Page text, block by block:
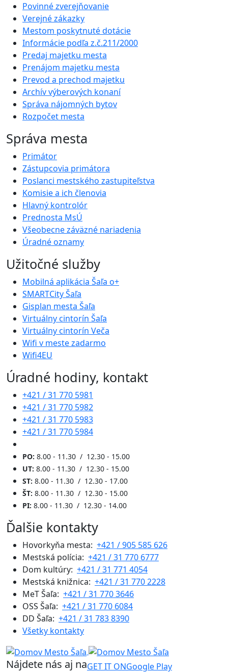
Povinné zverejňovanie
Verejné zákazky
Mestom poskytnuté dotácie
Informácie podľa z.č.211/2000
Predaj majetku mesta
Prenájom majetku mesta
Prevod a prechod majetku
Archív výberových konaní
Správa nájomných bytov
Rozpočet mesta
Správa mesta
Primátor
Zástupcovia primátora
Poslanci mestského zastupiteľstva
Komisie a ich členovia
Hlavný kontrolór
Prednosta MsÚ
Všeobecne záväzné nariadenia
Úradné oznamy
Užitočné služby
Mobilná aplikácia Šaľa o+
SMARTCity Šaľa
Gisplan mesta Šaľa
Virtuálny cintorín Šaľa
Virtuálny cintorín Veča
Wifi v meste zadarmo
Wifi4EU
Úradné hodiny, kontakt
+421 / 31 770 5981
+421 / 31 770 5982
+421 / 31 770 5983
+421 / 31 770 5984
PO: 8.00 - 11.30 / 12.30 - 15.00
UT: 8.00 - 11.30 / 12.30 - 15.00
ST: 8.00 - 11.30 / 12.30 - 17.00
ŠT: 8.00 - 11.30 / 12.30 - 15.00
PI: 8.00 - 11.30 / 12.30 - 14.00
Ďalšie kontakty
Hovorkyňa mesta: +421 / 905 585 626
Mestská polícia: +421 / 31 770 6777
Dom kultúry: +421 / 31 771 4054
Mestská knižnica: +421 / 31 770 2228
MeT Šaľa: +421 / 31 770 3646
OSS Šaľa: +421 / 31 770 6084
DD Šaľa: +421 / 31 783 8390
Všetky kontakty
Nájdete nás aj naGET IT ONGoogle Play